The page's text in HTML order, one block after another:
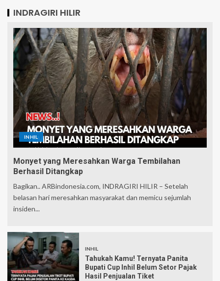
INDRAGIRI HILIR
INHIL
Monyet yang Meresahkan Warga Tembilahan
Berhasil Ditangkap
Bagikan.. ARBindonesia.com, INDRAGIRI HILIR – Setelah
belasan hari meresahkan masyarakat dan memicu sejumlah
insiden...
INHIL
Tahukah Kamu! Ternyata Panita
Bupati Cup Inhil Belum Setor Pajak
Hasil Penjualan Tiket